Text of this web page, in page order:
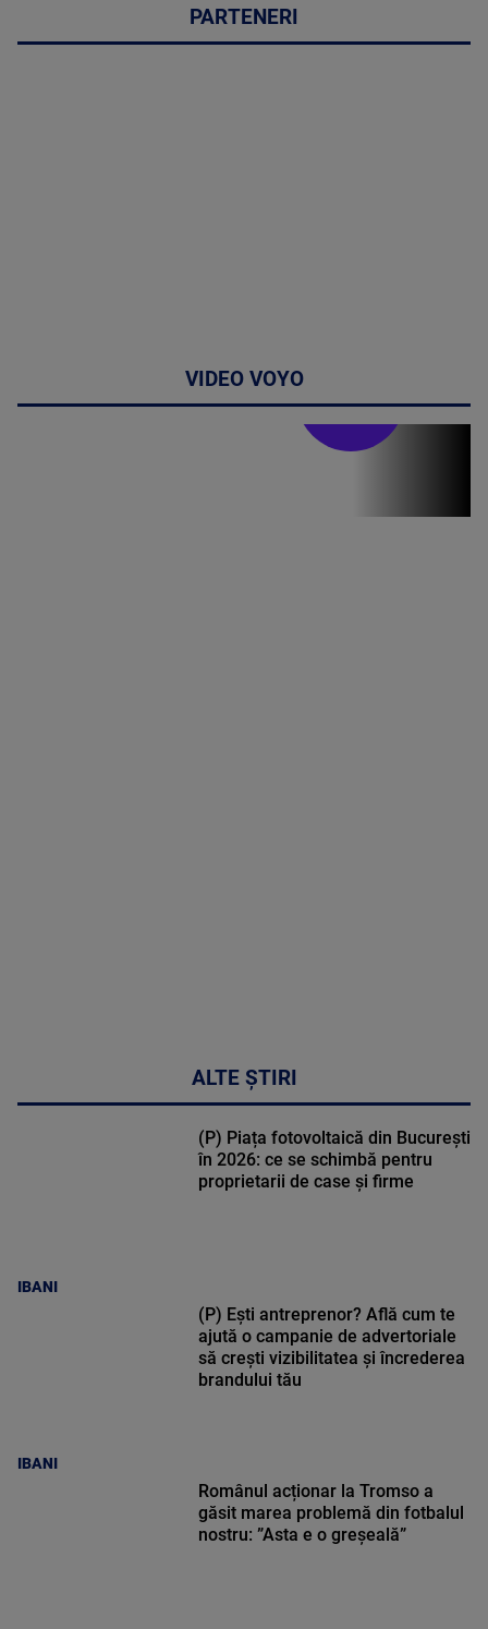
PARTENERI
VIDEO VOYO
ALTE ȘTIRI
IBANI
(P) Piața fotovoltaică din București
în 2026: ce se schimbă pentru
proprietarii de case și firme
IBANI
(P) Ești antreprenor? Află cum te
ajută o campanie de advertoriale
să crești vizibilitatea și încrederea
brandului tău
Românul acționar la Tromso a
găsit marea problemă din fotbalul
nostru: ”Asta e o greșeală”